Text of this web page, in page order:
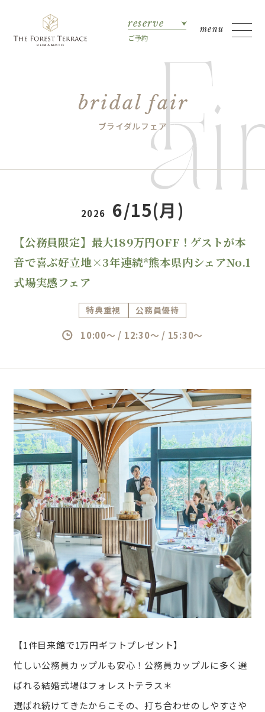
reserve
ご予約
bridal fair
ブライダルフェア
2026 6/15(月)
【公務員限定】最大189万円OFF！ゲストが本
音で喜ぶ好立地×3年連続*熊本県内シェアNo.1
式場実感フェア
特典重視 公務員優待
10:00～ / 12:30～ / 15:30～
【1件目来館で1万円ギフトプレゼント】
忙しい公務員カップルも安心！公務員カップルに多く選
ばれる結婚式場はフォレストテラス＊
選ばれ続けてきたからこその、打ち合わせのしやすさや